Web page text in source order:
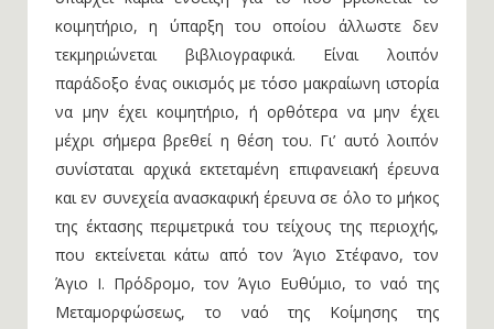
κοιμητήριο, η ύπαρξη του οποίου άλλωστε δεν
τεκμηριώνεται βιβλιογραφικά. Είναι λοιπόν
παράδοξο ένας οικισμός με τόσο μακραίωνη ιστορία
να μην έχει κοιμητήριο, ή ορθότερα να μην έχει
μέχρι σήμερα βρεθεί η θέση του. Γι’ αυτό λοιπόν
συνίσταται αρχικά εκτεταμένη επιφανειακή έρευνα
και εν συνεχεία ανασκαφική έρευνα σε όλο το μήκος
της έκτασης περιμετρικά του τείχους της περιοχής,
που εκτείνεται κάτω από τον Άγιο Στέφανο, τον
Άγιο Ι. Πρόδρομο, τον Άγιο Ευθύμιο, το ναό της
Μεταμορφώσεως, το ναό της Κοίμησης της